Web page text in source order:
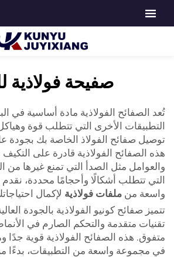
صفيحة فولاذية
تُعد الصفائح الفولاذية مادة أساسية في
التطبيقات الأخرى التي تتطلب قوة وهياكل
توصيل صفائح الفولاذ الخاصة بك بجودة
هذه الصفائح الفولاذية قادرة على
والعوامل مثل الصدأ التي تمنع غيرها من
التي تتطلب أشكالًا وأحجامًا محددة،
واسعة من ملفات فولاذية لإكمال
تتميز صفائح كونيو الفولاذية بالجودة
تقنيات متقدمة والتحكم الصارم في
متفوق. هذه الصفائح الفولاذية قوية جدًا
في مجموعة واسعة من التطبيقات، بدءًا